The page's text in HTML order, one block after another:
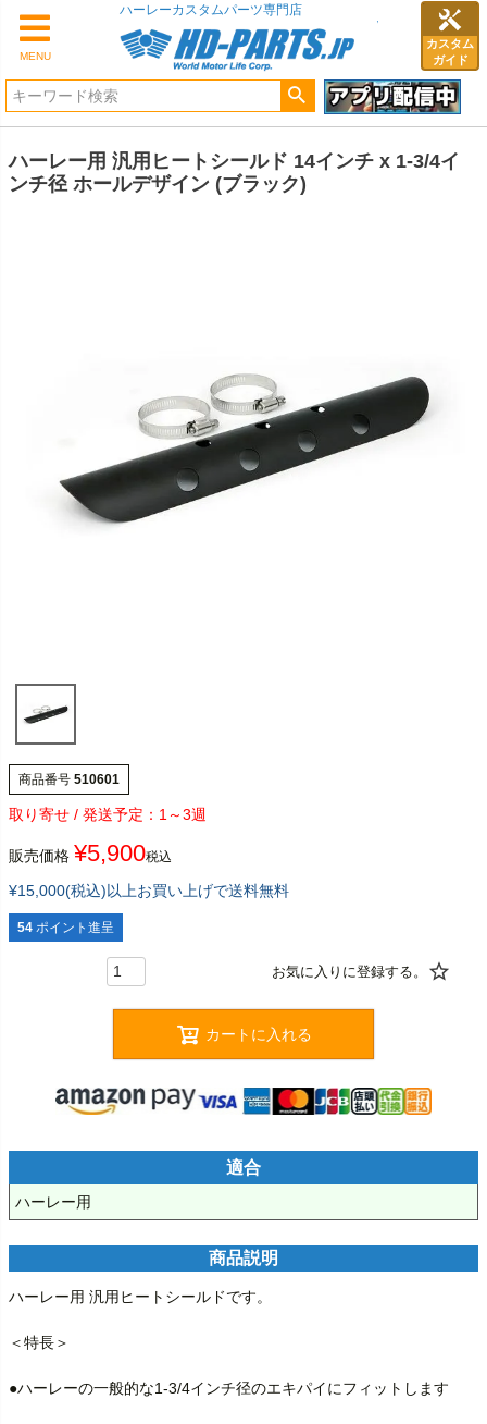
MENU
カスタム
ガイド
ハーレーカスタムパーツ専門店
ハーレー用 汎用ヒートシールド 14インチ x 1-3/4イ
ンチ径 ホールデザイン (ブラック)
商品番号 510601
1～3週
販売価格 ¥5,900税込
¥15,000(税込)以上お買い上げで送料無料
54 ポイント進呈
カートに入れる
適合
ハーレー用
商品説明
ハーレー用 汎用ヒートシールドです。
＜特長＞
●ハーレーの一般的な1-3/4インチ径のエキパイにフィットします